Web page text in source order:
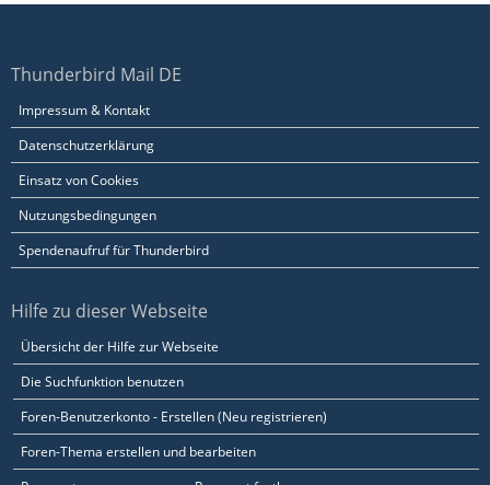
Thunderbird Mail DE
Impressum & Kontakt
Datenschutzerklärung
Einsatz von Cookies
Nutzungsbedingungen
Spendenaufruf für Thunderbird
Hilfe zu dieser Webseite
Übersicht der Hilfe zur Webseite
Die Suchfunktion benutzen
Foren-Benutzerkonto - Erstellen (Neu registrieren)
Foren-Thema erstellen und bearbeiten